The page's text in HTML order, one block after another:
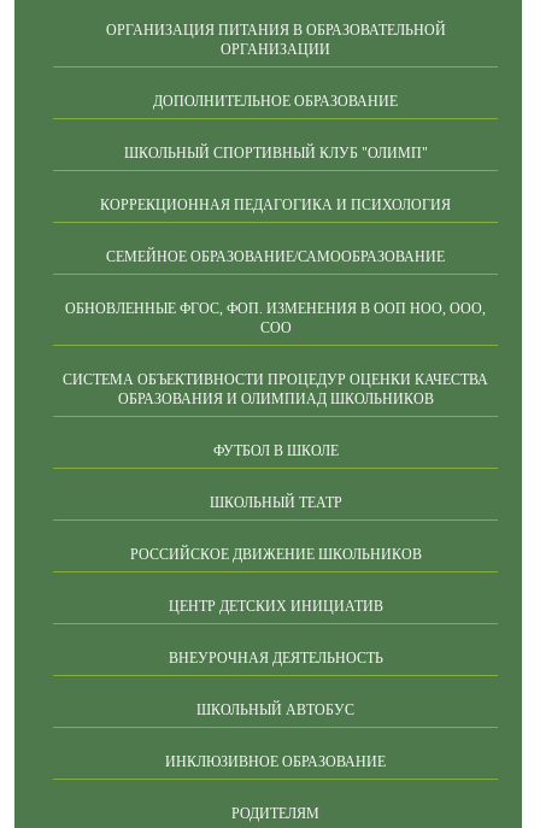
ОРГАНИЗАЦИЯ ПИТАНИЯ В ОБРАЗОВАТЕЛЬНОЙ
ОРГАНИЗАЦИИ
ДОПОЛНИТЕЛЬНОЕ ОБРАЗОВАНИЕ
ШКОЛЬНЫЙ СПОРТИВНЫЙ КЛУБ "ОЛИМП"
КОРРЕКЦИОННАЯ ПЕДАГОГИКА И ПСИХОЛОГИЯ
СЕМЕЙНОЕ ОБРАЗОВАНИЕ/САМООБРАЗОВАНИЕ
ОБНОВЛЕННЫЕ ФГОС, ФОП. ИЗМЕНЕНИЯ В ООП НОО, ООО,
СОО
СИСТЕМА ОБЪЕКТИВНОСТИ ПРОЦЕДУР ОЦЕНКИ КАЧЕСТВА
ОБРАЗОВАНИЯ И ОЛИМПИАД ШКОЛЬНИКОВ
ФУТБОЛ В ШКОЛЕ
ШКОЛЬНЫЙ ТЕАТР
РОССИЙСКОЕ ДВИЖЕНИЕ ШКОЛЬНИКОВ
ЦЕНТР ДЕТСКИХ ИНИЦИАТИВ
ВНЕУРОЧНАЯ ДЕЯТЕЛЬНОСТЬ
ШКОЛЬНЫЙ АВТОБУС
ИНКЛЮЗИВНОЕ ОБРАЗОВАНИЕ
РОДИТЕЛЯМ